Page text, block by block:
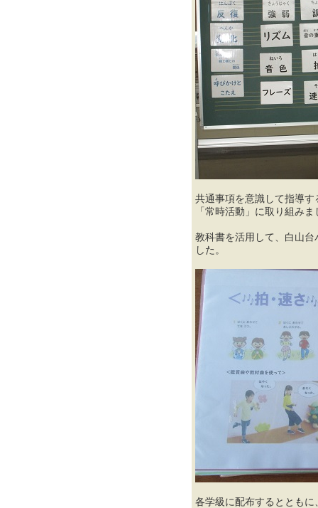
共通事項を意識して指導す
「常時活動」に取り組みま
教科書を活用して、白山
した。
各学級に配布するととも